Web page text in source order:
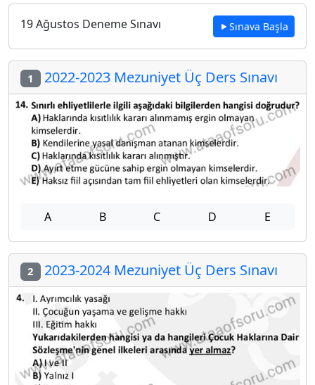
19 Ağustos Deneme Sınavı Sınava Başla
1 2022-2023 Mezuniyet Üç Ders Sınavı
A B C D E
2 2023-2024 Mezuniyet Üç Ders Sınavı